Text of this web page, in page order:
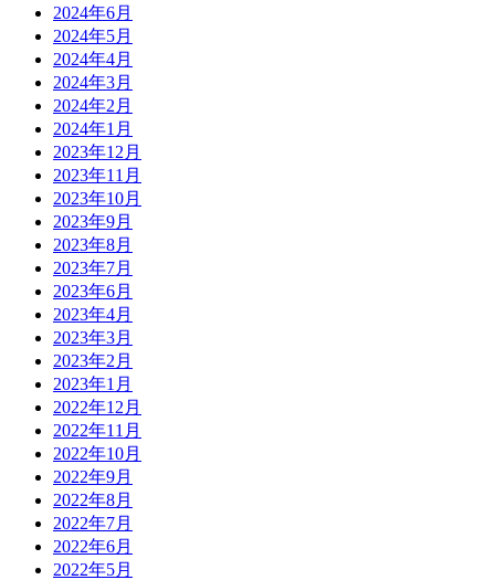
2024年6月
2024年5月
2024年4月
2024年3月
2024年2月
2024年1月
2023年12月
2023年11月
2023年10月
2023年9月
2023年8月
2023年7月
2023年6月
2023年4月
2023年3月
2023年2月
2023年1月
2022年12月
2022年11月
2022年10月
2022年9月
2022年8月
2022年7月
2022年6月
2022年5月